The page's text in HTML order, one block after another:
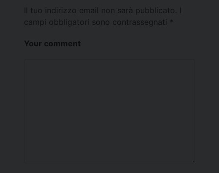
Il tuo indirizzo email non sarà pubblicato.
campi obbligatori sono contrassegnati *
Your comment